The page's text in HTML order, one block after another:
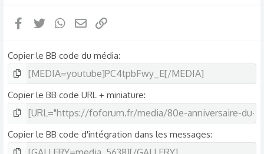
e
FacebookTwitterWhatsApp
Email
Copier le BB code du média
Copier le BB code URL + miniature
Copier le BB code d'intégration dans les messages